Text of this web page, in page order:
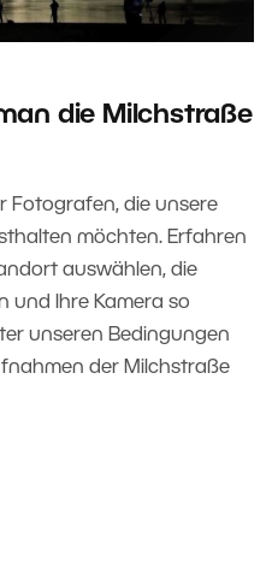
die Milchstraße
Fotografen, die unsere
möchten. Erfahren
auswählen, die
und Ihre Kamera so
unseren Bedingungen
der Milchstraße